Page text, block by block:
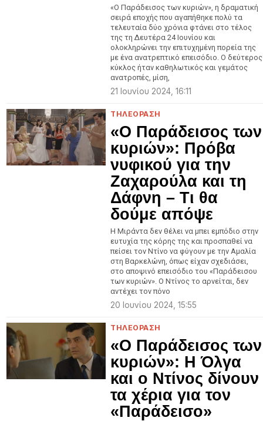
«Ο Παράδεισος των κυριών», η δραματική
σειρά εποχής που αγαπήθηκε πολύ τα
τελευταία δύο χρόνια φτάνει στο τέλος
της τη Δευτέρα 24 Ιουνίου και
ολοκληρώνει την επιτυχημένη πορεία της
με ένα ανατρεπτικό επεισόδιο. Ο δεύτερος
κύκλος ήταν καθηλωτικός και γεμάτος
ανατροπές, μίση,
21 Ιουνίου 2024, 16:11
ΤΗΛΕΟΡΑΣΗ
«Ο Παράδεισος των
κυριών»: Πρόβα
νυφικού για την
Ζαχαρούλα και τη
Δάφνη – Τι θα
δούμε απόψε
Η Μιράντα δεν θέλει να μπει εμπόδιο στην
ευτυχία της κόρης της και προσπαθεί να
πείσει τον Ντίνο να φύγουν με την Αμαλία
στη Βαρκελώνη, όπως είχαν σχεδιάσει,
στο αποψινό επεισόδιο του «Παράδεισου
των κυριών». Ο Ντίνος το αρνείται, δεν
αντέχει τον πόνο
20 Ιουνίου 2024, 15:55
ΤΗΛΕΟΡΑΣΗ
«Ο Παράδεισος των
κυριών»: Η Όλγα
και ο Ντίνος δίνουν
τα χέρια για τον
«Παράδεισο»